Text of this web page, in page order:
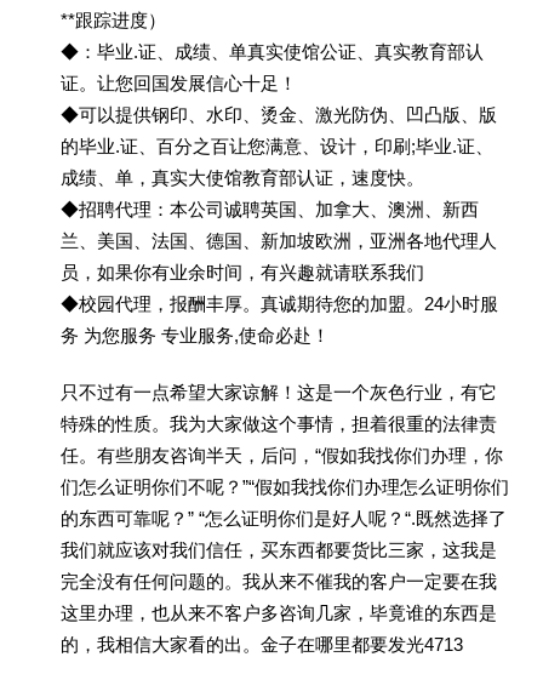
**跟踪进度）
◆：毕业.证、成绩、单真实使馆公证、真实教育部认
证。让您回国发展信心十足！
◆可以提供钢印、水印、烫金、激光防伪、凹凸版、版
的毕业.证、百分之百让您满意、设计，印刷;毕业.证、
成绩、单，真实大使馆教育部认证，速度快。
◆招聘代理：本公司诚聘英国、加拿大、澳洲、新西
兰、美国、法国、德国、新加坡欧洲，亚洲各地代理人
员，如果你有业余时间，有兴趣就请联系我们
◆校园代理，报酬丰厚。真诚期待您的加盟。24小时服
务 为您服务 专业服务,使命必赴！
只不过有一点希望大家谅解！这是一个灰色行业，有它
特殊的性质。我为大家做这个事情，担着很重的法律责
任。有些朋友咨询半天，后问，“假如我找你们办理，你
们怎么证明你们不呢？”“假如我找你们办理怎么证明你们
的东西可靠呢？” “怎么证明你们是好人呢？“.既然选择了
我们就应该对我们信任，买东西都要货比三家，这我是
完全没有任何问题的。我从来不催我的客户一定要在我
这里办理，也从来不客户多咨询几家，毕竟谁的东西是
的，我相信大家看的出。金子在哪里都要发光4713